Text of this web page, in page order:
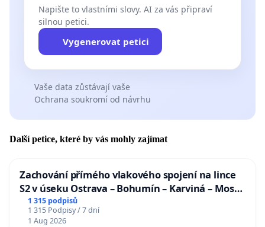
Napište to vlastními slovy. AI za vás připraví
silnou petici.
Vygenerovat petici
Vaše data zůstávají vaše
Ochrana soukromí od návrhu
Další petice, které by vás mohly zajímat
Zachování přímého vlakového spojení na lince
S2 v úseku Ostrava – Bohumín – Karviná – Mosty
u Jablunkova
1 315 podpisů
1 315 Podpisy / 7 dní
1 Aug 2026